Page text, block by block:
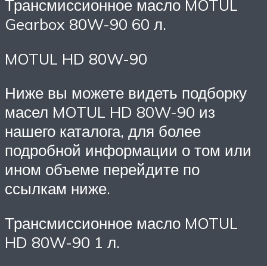
Трансмиссионное масло MOTUL
Gearbox 80W-90 60 л.
MOTUL HD 80W-90
Ниже вы можете видеть подборку
масел MOTUL HD 80W-90 из
нашего каталога, для более
подробной информации о том или
ином объеме перейдите по
ссылкам ниже.
Трансмиссионное масло MOTUL
HD 80W-90 1 л.